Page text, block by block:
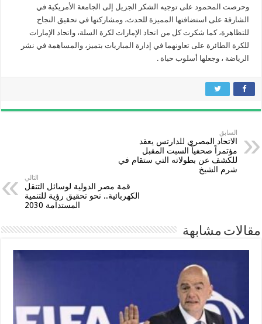
وحرصت المحمود على توجيه الشكر الجزيل إلى الجامعة الأمريكية في
الشارقة على استضافتها المميزة للحدث، ومشاركتها في تحقيق النجاح
للتظاهرة، كما شكرت كل من اتحاد الإمارات لكرة السلة، واتحاد الإمارات
للكرة الطائرة على تعاونهما في إدارة المباريات بتميز، والمساهمة في نشر
الرياضة ، وجعلها أسلوب حياة .
السابق
الاتحاد المصري للدارتس يعقد
مؤتمراً صحفياً السبت المقبل
للكشف عن بطولاته التي ستقام في
شرم الشيخ
التالي
قمة مصر الدولية لوسائل التنقل
الكهربائية.. نحو تحقيق رؤية للتنمية
المستدامة 2030
مقالات مشابهة